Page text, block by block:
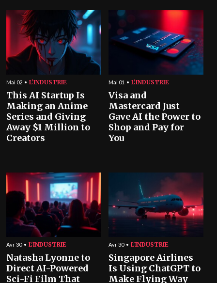
Mai 02 L'INDUSTRIE
This AI Startup Is
Making an Anime
Series and Giving
Away $1 Million to
Creators
Mai 01 L'INDUSTRIE
Visa and
Mastercard Just
Gave AI the Power to
Shop and Pay for
You
Avr 30 L'INDUSTRIE
Natasha Lyonne to
Direct AI-Powered
Sci-Fi Film That
Avr 30 L'INDUSTRIE
Singapore Airlines
Is Using ChatGPT to
Make Flying Way